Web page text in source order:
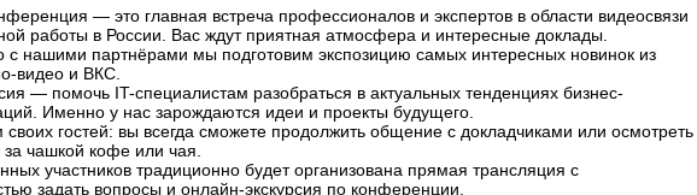
— это главная встреча профессионалов и экспертов в области видеосвязи
работы в России. Вас ждут приятная атмосфера и интересные доклады.
с нашими партнёрами мы подготовим экспозицию самых интересных новинок из
видео и ВКС.
— помочь IT-специалистам разобраться в актуальных тенденциях бизнес-
Именно у нас зарождаются идеи и проекты будущего.
гостей: вы всегда сможете продолжить общение с докладчиками или осмотреть
чашкой кофе или чая.
участников традиционно будет организована прямая трансляция с
задать вопросы и онлайн-экскурсия по конференции.